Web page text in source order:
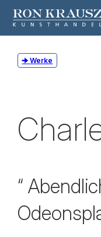
Werke
“